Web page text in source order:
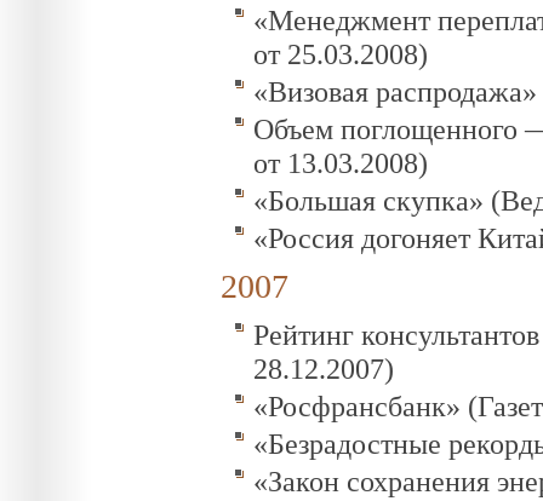
«Менеджмент
от 25.03.2008)
«Визовая
Объем поглощенного
от 13.03.2008)
«Большая скупка»
«Россия догоняет
2007
Рейтинг
28.12.2007)
«Росфрансбанк»
«Безрадостные
«Закон сохранения